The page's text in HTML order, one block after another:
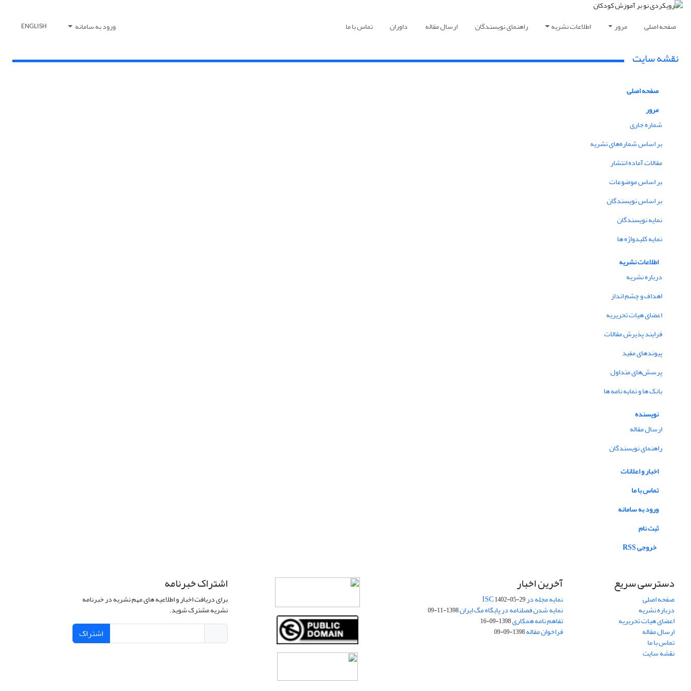
صفحه اصلی مرور اطلاعات نشریه راهنمای نویسندگان ارسال مقاله داوران تماس با ما ورود به سامانه ENGLISH
نقشه سایت
صفحه اصلی
مرور
شماره جاری
بر اساس شماره‌های نشریه
مقالات آماده انتشار
بر اساس موضوعات
بر اساس نویسندگان
نمایه نویسندگان
نمایه کلیدواژه ها
اطلاعات نشریه
درباره نشریه
اهداف و چشم انداز
اعضای هیات تحریریه
فرایند پذیرش مقالات
پیوندهای مفید
پرسش‌های متداول
بانک ها و نمایه نامه ها
نویسنده
ارسال مقاله
راهنمای نویسندگان
اخبار و اعلانات
تماس با ما
ورود به سامانه
ثبت نام
خروجی RSS
دسترسی سریع
صفحه اصلی
درباره نشریه
اعضای هیات تحریریه
ارسال مقاله
تماس با ما
نقشه سایت
آخرین اخبار
نمایه مجله در ISC1402-05-29
نمایه شدن فصلنامه در پایگاه مگ ایران1398-11-09
تفاهم نامه همکاری1398-09-16
فراخوان مقاله1398-09-09
اشتراک خبرنامه
برای دریافت اخبار و اطلاعیه های مهم نشریه در خبرنامه
نشریه مشترک شوید.
اشتراک